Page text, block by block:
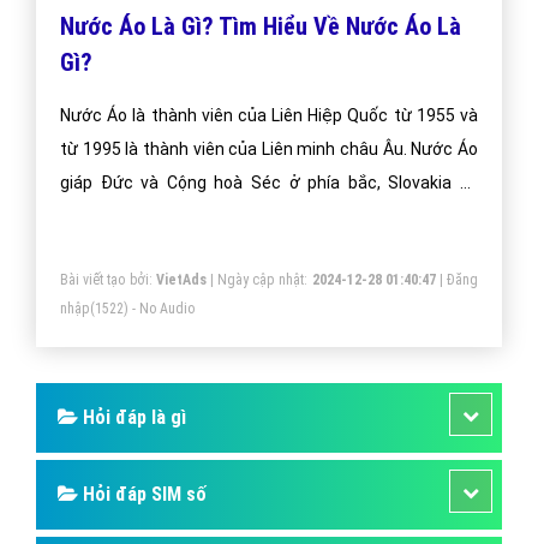
Nước Áo Là Gì? Tìm Hiểu Về Nước Áo Là
Gì?
Nước Áo là thành viên của Liên Hiệp Quốc từ 1955 và
từ 1995 là thành viên của Liên minh châu Âu. Nước Áo
giáp Đức và Cộng hoà Séc ở phía bắc, Slovakia và
Bài viết tạo bởi: VietAds| Ngày cập nhật: 2024-12-28 01:40:47|Đăng
nhập(1522) - No Audio
Hỏi đáp là gì
Hỏi đáp SIM số